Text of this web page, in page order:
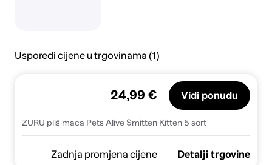
Usporedi cijene u trgovinama (1)
ZURU pliš maca Pets Alive Smitten Kitten 5 sort
24,99 € Vidi ponudu
Zadnja promjena cijene Detalji trgovine